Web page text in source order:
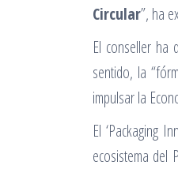
Circular”, ha
El conseller ha
sentido, la
impulsar la
El ‘Packaging
ecosistema del